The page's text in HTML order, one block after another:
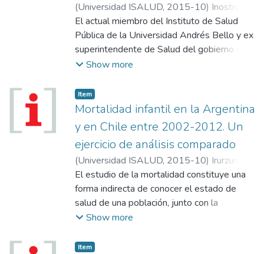
(Universidad ISALUD, 2015-10) Inostroza
Palma, Manuel
El actual miembro del Instituto de Salud
Pública de la Universidad Andrés Bello y ex
superintendente de Salud del gobierno de
Chile participó de la Escuela de Verano
de la regulación y el control en las reformas
de salud en el país trasandino.
Show more
Item
Mortalidad infantil en la Argentina
y en Chile entre 2002-2012. Un
ejercicio de análisis comparado
(Universidad ISALUD, 2015-10) Irurzun,
Alejandra María ;Jorgensen, Natalia;Royer,
María Eugenia
El estudio de la mortalidad constituye una
forma indirecta de conocer el estado de
salud de una población, junto con la
morbilidad y la discapacidad. La medición
limitación de establecer criterios objetivos
Show more
Item